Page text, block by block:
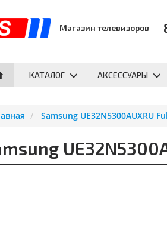
Магазин телевизоров
КАТАЛОГ АКСЕССУАРЫ
Samsung UE32N5300AUXRU